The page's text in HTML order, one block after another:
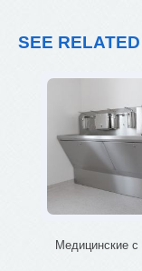
SEE RELATED
Медицинские с